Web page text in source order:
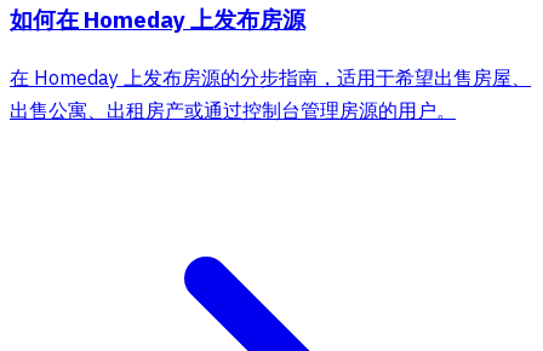
如何在 Homeday 上发布房源
在 Homeday 上发布房源的分步指南，适用于希望出售房屋、
出售公寓、出租房产或通过控制台管理房源的用户。